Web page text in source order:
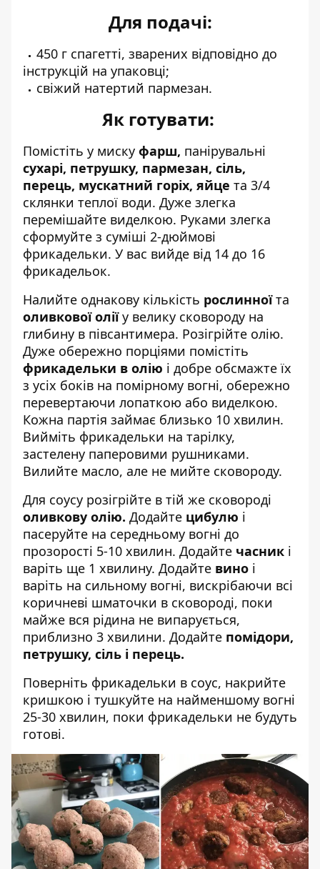
Для подачі:
450 г спагетті, зварених відповідно до
інструкцій на упаковці;
свіжий натертий пармезан.
Як готувати:
Помістіть у миску фарш, панірувальні
сухарі, петрушку, пармезан, сіль,
перець, мускатний горіх, яйце та 3/4
склянки теплої води. Дуже злегка
перемішайте виделкою. Руками злегка
сформуйте з суміші 2-дюймові
фрикадельки. У вас вийде від 14 до 16
фрикадельок.
Налийте однакову кількість рослинноїта
оливкової оліїу велику сковороду на
глибину в півсантимера. Розігрійте олію.
Дуже обережно порціями помістіть
фрикадельки в олію і добре обсмажте їх
з усіх боків на помірному вогні, обережно
перевертаючи лопаткою або виделкою.
Кожна партія займає близько 10 хвилин.
Вийміть фрикадельки на тарілку,
застелену паперовими рушниками.
Вилийте масло, але не мийте сковороду.
Для соусу розігрійте в тій же сковороді
оливкову олію. Додайте цибулю і
пасеруйте на середньому вогні до
прозорості 5-10 хвилин. Додайте часник і
варіть ще 1 хвилину. Додайте вино і
варіть на сильному вогні, вискрібаючи всі
коричневі шматочки в сковороді, поки
майже вся рідина не випарується,
приблизно 3 хвилини. Додайте помідори,
петрушку, сіль і перець.
Поверніть фрикадельки в соус, накрийте
кришкою і тушкуйте на найменшому вогні
25-30 хвилин, поки фрикадельки не будуть
готові.